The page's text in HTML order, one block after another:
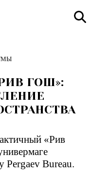
ГОШ»:
«Рив
Pergaev Bureau.